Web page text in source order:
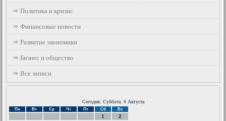
Политика и кризис
Финансовые новости
Развитие экономики
Бизнес и общество
Все записи
Сегодня: Суббота, 8 Августа
Пн Вт Ср Чт Пт Сб Вс
1
2